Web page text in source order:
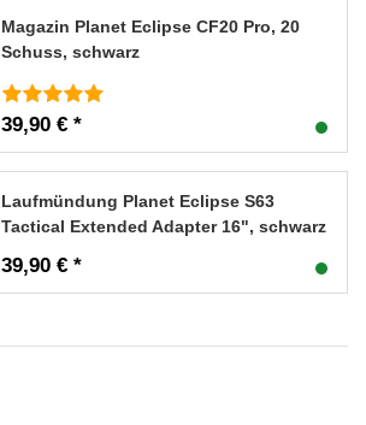
Magazin Planet Eclipse CF20 Pro, 20
Schuss, schwarz
39,90 € *
Laufmündung Planet Eclipse S63
Tactical Extended Adapter 16", schwarz
39,90 € *